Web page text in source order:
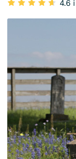
4.6